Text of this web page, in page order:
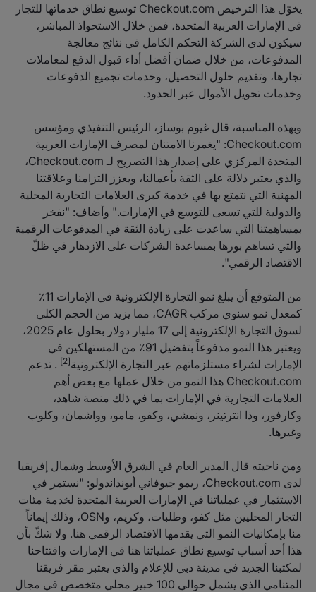
يخوّل هذا الترخيص Checkout.com توسيع نطاق خدماتها للتجار
في الإمارات العربية المتحدة، فمن خلال الاستحواذ المباشر،
سيكون لدى الشركة التحكم الكامل في نتائج معالجة
المدفوعات، من خلال ضمان أفضل أداء قبول الدفع لمعاملات
تجارها، وتقديم حلول التحصيل، وخدمات تجميع الدفوعات
وخدمات تحويل الأموال عبر الحدود.
وبهذه المناسبة، قال غيوم بوساز، الرئيس التنفيذي ومؤسس
Checkout.com: "يغمرنا الامتنان لمصرف الإمارات العربية
المتحدة المركزي على إصدار هذا التصريح لـ Checkout.com،
والذي يعتبر دلالة على الثقة بأعمالنا، ويعزز التزامنا وعلاقتنا
المهنية التي نتمتع بها في خدمة كبرى العلامات التجارية المحلية
والدولية للتي تسعى للتوسع في الإمارات." وأضاف: "نفخر
بمساهمتنا التي ساعدت على زيادة الثقة في المدفوعات الرقمية
والتي تساهم بورها بمساعدة الشركات على الازدهار في ظلّ
الاقتصاد الرقمي".
من المتوقع أن يبلغ نمو التجارة الإلكترونية في الإمارات 11٪
كمعدل نمو سنوي مركب CAGR، مما يزيد من الحجم الكلي
لسوق التجارة الإلكترونية إلى 17 مليار دولار بحلول عام 2025،
ويعتبر هذا النمو مدفوعاً بتفضيل 91٪ من المستهلكين في
الإمارات لشراء مستلزماتهم عبر التجارة الإلكترونية[2]
. تدعم
Checkout.com هذا النمو من خلال عملها مع بعض أهم
العلامات التجارية في الإمارات بما في ذلك منصة شاهد،
وكارفور، وذا انترتينر، ونمشي، وكفو، مامو، وواشمان، وكلوب
وغيرها.
ومن ناحيته قال المدير العام في الشرق الأوسط وشمال إفريقيا
لدى Checkout.com، ريمو جيوفاني أبونداندولو: "نستمر في
الاستثمار في عملياتنا في الإمارات العربية المتحدة لخدمة مئات
التجار المحليين مثل كفو، وطلبات، وكريم، وOSN، وذلك إيماناً
منا بإمكانيات النمو التي يقدمها الاقتصاد الرقمي هنا. ولا شكّ بأن
هذا أحد أسباب توسيع نطاق عملياتنا هنا في الإمارات وافتتاحنا
لمكتبنا الجديد في مدينة دبي للإعلام والذي يعتبر مقر فريقنا
المتنامي الذي يشمل حوالي 100 خبير محلي متخصص في مجال